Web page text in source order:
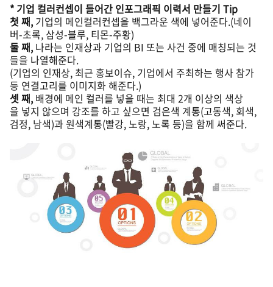
* 기업 컬러컨셉이 들어간 인포그래픽 이력서 만들기 Tip
첫 째, 기업의 메인컬러컨셉을 백그라운 색에 넣어준다.(네이
버-초록, 삼성-블루, 티몬-주황)
둘 째, 나라는 인재상과 기업의 BI 또는 사건 중에 매칭되는 것
들을 나열해준다.
(기업의 인재상, 최근 홍보이슈, 기업에서 주최하는 행사 참가
등 연결고리를 이미지화 해준다.)
셋 째, 배경에 메인 컬러를 넣을 때는 최대 2개 이상의 색상
을 넣지 않으며 강조를 하고 싶으면 검은색 계통(고동색, 회색,
검정, 남색)과 원색계통(빨강, 노랑, 노록 등)을 함께 써준다.